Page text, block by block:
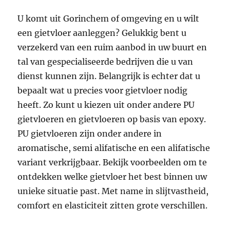
U komt uit Gorinchem of omgeving en u wilt
een gietvloer aanleggen? Gelukkig bent u
verzekerd van een ruim aanbod in uw buurt en
tal van gespecialiseerde bedrijven die u van
dienst kunnen zijn. Belangrijk is echter dat u
bepaalt wat u precies voor gietvloer nodig
heeft. Zo kunt u kiezen uit onder andere PU
gietvloeren en gietvloeren op basis van epoxy.
PU gietvloeren zijn onder andere in
aromatische, semi alifatische en een alifatische
variant verkrijgbaar. Bekijk voorbeelden om te
ontdekken welke gietvloer het best binnen uw
unieke situatie past. Met name in slijtvastheid,
comfort en elasticiteit zitten grote verschillen.